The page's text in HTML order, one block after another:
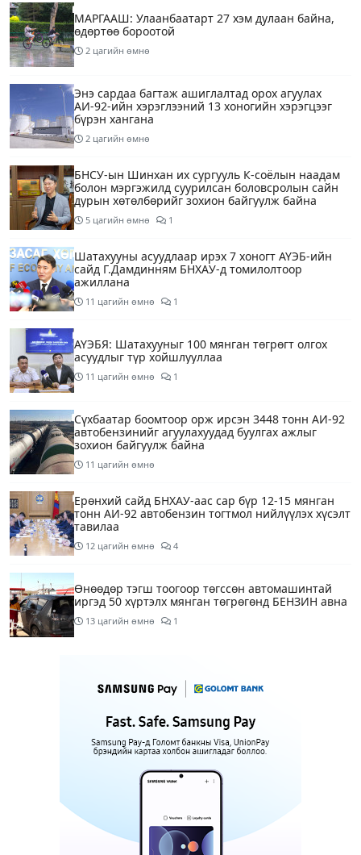
МАРГААШ: Улаанбаатарт 27 хэм дулаан байна,
өдөртөө бороотой
2 цагийн өмнө
Энэ сардаа багтаж ашиглалтад орох агуулах
АИ-92-ийн хэрэглээний 13 хоногийн хэрэгцээг
бүрэн хангана
2 цагийн өмнө
БНСУ-ын Шинхан их сургууль К-соёлын наадам
болон мэргэжилд суурилсан боловсролын сайн
дурын хөтөлбөрийг зохион байгуулж байна
5 цагийн өмнө 1
Шатахууны асуудлаар ирэх 7 хоногт АҮЭБ-ийн
сайд Г.Дамдинням БНХАУ-д томилолтоор
ажиллана
11 цагийн өмнө 1
АҮЭБЯ: Шатахууныг 100 мянган төгрөгт олгох
асуудлыг түр хойшлууллаа
11 цагийн өмнө 1
Сүхбаатар боомтоор орж ирсэн 3448 тонн АИ-92
автобензинийг агуулахуудад буулгах ажлыг
зохион байгуулж байна
11 цагийн өмнө
Ерөнхий сайд БНХАУ-аас сар бүр 12-15 мянган
тонн АИ-92 автобензин тогтмол нийлүүлэх хүсэлт
тавилаа
12 цагийн өмнө 4
Өнөөдөр тэгш тоогоор төгссөн автомашинтай
иргэд 50 хүртэлх мянган төгрөгөнд БЕНЗИН авна
13 цагийн өмнө 1
Өнөөдөр” Аавуудын баяр”-ын өдөр
15 цагийн өмнө
Улаанбаатарт 31 хэм дулаан байна
17 цагийн өмнө
МАРГААШ: Улаанбаатарт 31 хэм дулаан байна